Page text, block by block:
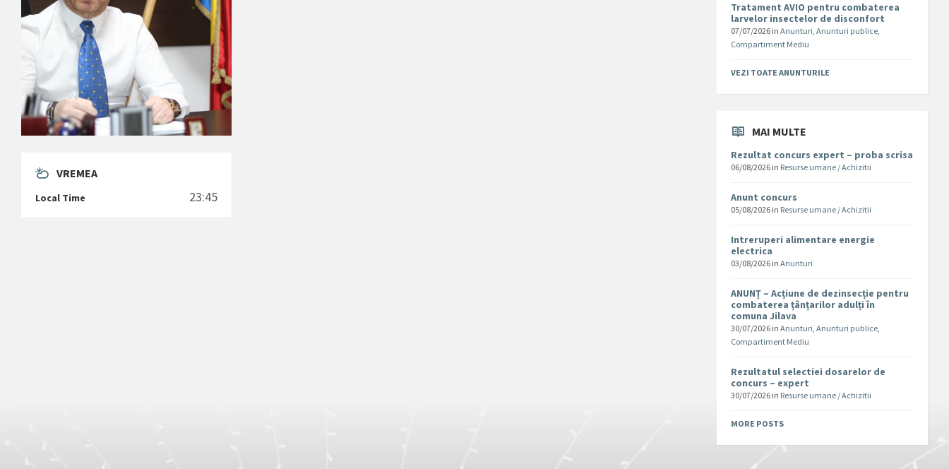
VREMEA
Local Time 23:45
Tratament AVIO pentru combaterea
larvelor insectelor de disconfort
07/07/2026 inAnunturi,Anunturi publice,
Compartiment Mediu
VEZI TOATE ANUNTURILE
MAI MULTE
Rezultat concurs expert – proba scrisa
06/08/2026 in Resurse umane / Achizitii
Anunt concurs
05/08/2026 in Resurse umane / Achizitii
Intreruperi alimentare energie
electrica
03/08/2026 inAnunturi
ANUNȚ – Acțiune de dezinsecție pentru
combaterea țânțarilor adulți în
comuna Jilava
30/07/2026 inAnunturi,Anunturi publice,
Compartiment Mediu
Rezultatul selectiei dosarelor de
concurs – expert
30/07/2026 in Resurse umane / Achizitii
MORE POSTS